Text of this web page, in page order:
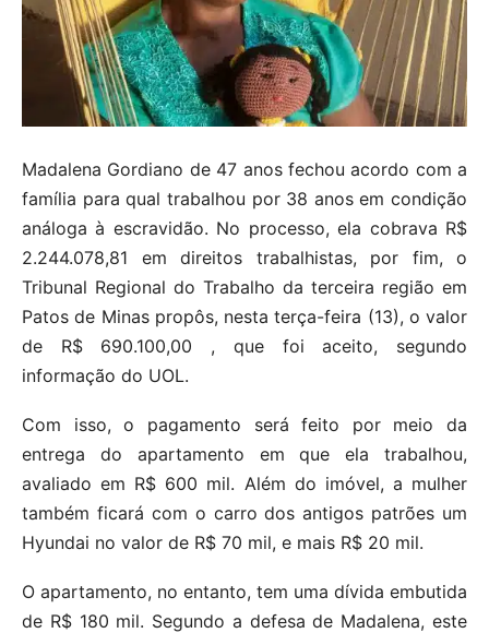
Madalena Gordiano de 47 anos fechou acordo com a
família para qual trabalhou por 38 anos em condição
análoga à escravidão. No processo, ela cobrava R$
2.244.078,81 em direitos trabalhistas, por fim, o
Tribunal Regional do Trabalho da terceira região em
Patos de Minas propôs, nesta terça-feira (13), o valor
de R$ 690.100,00 , que foi aceito, segundo
informação do UOL.
Com isso, o pagamento será feito por meio da
entrega do apartamento em que ela trabalhou,
avaliado em R$ 600 mil. Além do imóvel, a mulher
também ficará com o carro dos antigos patrões um
Hyundai no valor de R$ 70 mil, e mais R$ 20 mil.
O apartamento, no entanto, tem uma dívida embutida
de R$ 180 mil. Segundo a defesa de Madalena, este